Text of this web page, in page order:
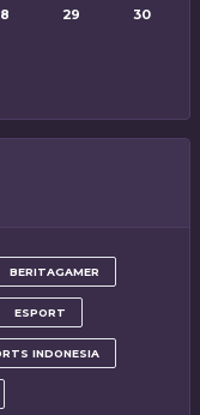
29 30
BERITAGAMER
ESPORT
INDONESIA